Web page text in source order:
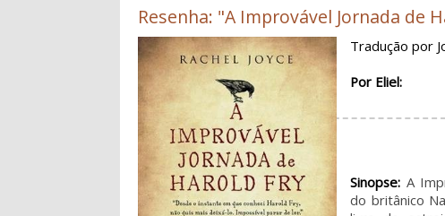
Resenha: "A Improvável Jornada de
Tradução por
Por Eliel:
Sinopse: A
do britânico